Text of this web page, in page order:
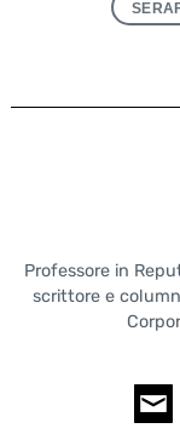
Professore in
scrittore e